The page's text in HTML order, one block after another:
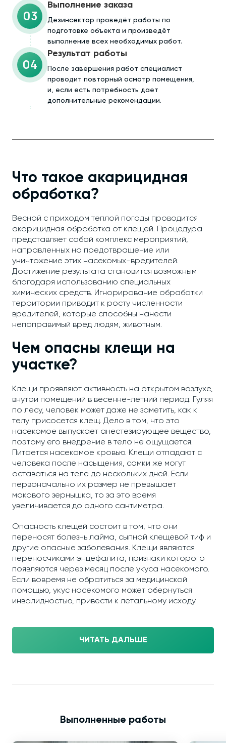
03
Выполнение заказа
Дезинсектор проведёт работы по
подготовке объекта и произведёт
выполнение всех необходимых работ.
04
Результат работы
После завершения работ специалист
проводит повторный осмотр помещения,
и, если есть потребность дает
дополнительные рекомендации.
Что такое акарицидная
обработка?
Весной с приходом теплой погоды проводится
акарицидная обработка от клещей. Процедура
представляет собой комплекс мероприятий,
направленных на предотвращение или
уничтожение этих насекомых-вредителей.
Достижение результата становится возможным
благодаря использованию специальных
химических средств. Игнорирование обработки
территории приводит к росту численности
вредителей, которые способны нанести
непоправимый вред людям, животным.
Чем опасны клещи на
участке?
Клещи проявляют активность на открытом воздухе,
внутри помещений в весенне-летний период. Гуляя
по лесу, человек может даже не заметить, как к
телу присосется клещ. Дело в том, что это
насекомое выпускает анестезирующее вещество,
поэтому его внедрение в тело не ощущается.
Питается насекомое кровью. Клещи отпадают с
человека после насыщения, самки же могут
оставаться на теле до нескольких дней. Если
первоначально их размер не превышает
макового зернышка, то за это время
увеличивается до одного сантиметра.
Опасность клещей состоит в том, что они
переносят болезнь лайма, сыпной клещевой тиф и
другие опасные заболевания. Клещи являются
переносчиками энцефалита, признаки которого
появляются через месяц после укуса насекомого.
Если вовремя не обратиться за медицинской
помощью, укус насекомого может обернуться
инвалидностью, привести к летальному исходу.
ЧИТАТЬ ДАЛЬШЕ
Выполненные работы